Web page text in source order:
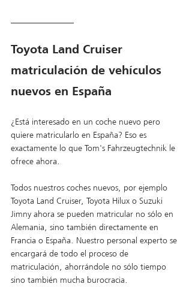
Toyota Land Cruiser
matriculación de vehículos
nuevos en España
¿Está interesado en un coche nuevo pero
quiere matricularlo en España? Eso es
exactamente lo que Tom's Fahrzeugtechnik le
ofrece ahora.
Todos nuestros coches nuevos, por ejemplo
Toyota Land Cruiser, Toyota Hilux o Suzuki
Jimny ahora se pueden matricular no sólo en
Alemania, sino también directamente en
Francia o España. Nuestro personal experto se
encargará de todo el proceso de
matriculación, ahorrándole no sólo tiempo
sino también mucha burocracia.